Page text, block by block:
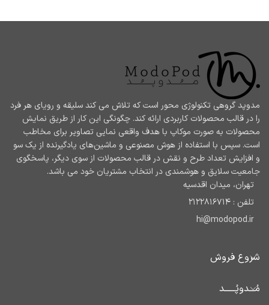
مدوپد گروهی تکنولوژی محور است که تلاش می کند سلیقه و رویای هر فرد
را در قالب محصولات کاربردی ارائه کند. چگونگی این کار از طریق نمایش
محصولات به صورت موکاپ با هدف واقعی نمایی تصاویر برای مخاطب
است. سپس با استفاده از هوش مصنوعی و ماشین‌های یادگیرنده از یک سو
و افزایش تعداد طرح و نقش در قالب محصولات از سوی دیگر، پاسخگوی
جامعیت سلایق و هوشمندی در انتخاب مشتریان خود می باشد.
تهران، میدان اقدسیه
تلفن : 2122816714
hi@modopod.ir
شروع فروش
مُـــدوپُــــــد